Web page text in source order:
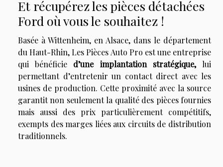
Et récupérez les pièces détachées
Ford où vous le souhaitez !
Basée à Wittenheim, en Alsace, dans le département
du Haut-Rhin, Les Pièces Auto Pro est une entreprise
qui bénéficie d’une implantation stratégique, lui
permettant d’entretenir un contact direct avec les
usines de production. Cette proximité avec la source
garantit non seulement la qualité des pièces fournies
mais aussi des prix particulièrement compétitifs,
exempts des marges liées aux circuits de distribution
traditionnels.